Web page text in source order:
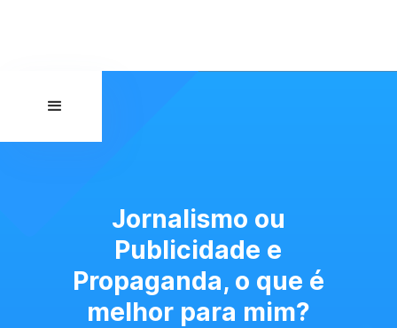
Jornalismo ou
Publicidade e
Propaganda, o que é
melhor para mim?